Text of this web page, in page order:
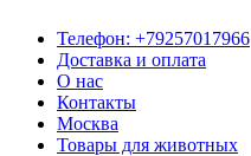
Телефон: +79257017966
Доставка и оплата
О нас
Контакты
Москва
Товары для животных